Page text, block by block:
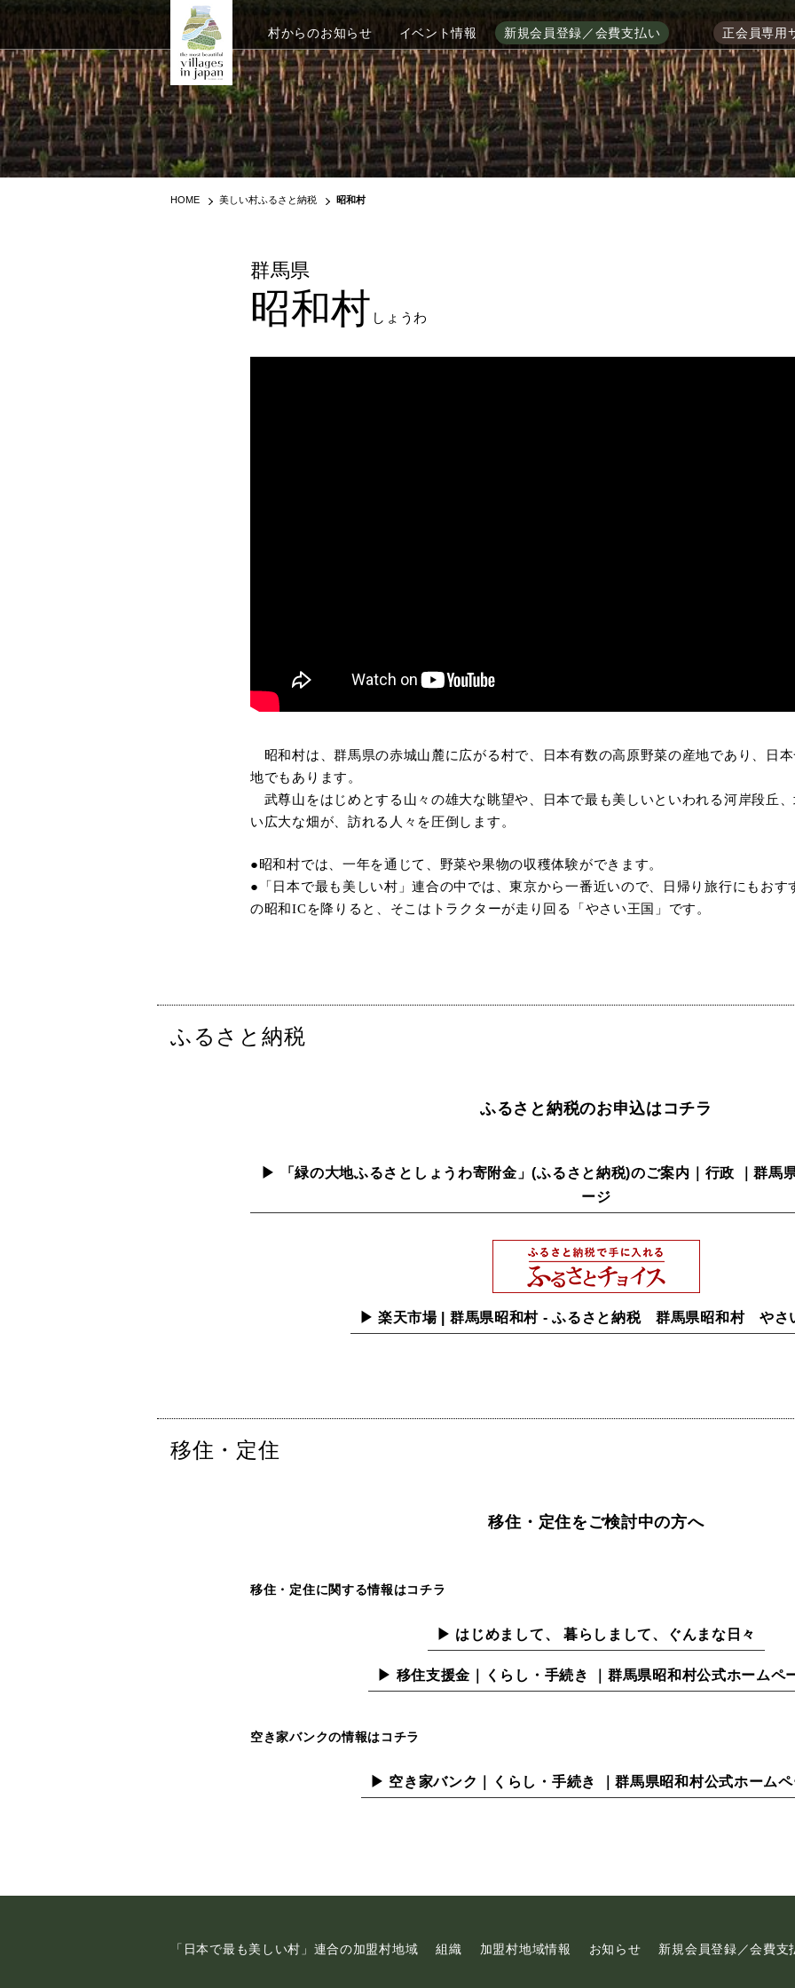
村からのお知らせ イベント情報 新規会員登録／会費支払い 正会員専用
HOME 美しい村ふるさと納税 昭和村
群馬県
昭和村 しょうわ
昭和村は、群馬県の赤城山麓に広がる村で、日本有数の高原野菜の産地であり、日
地でもあります。
武尊山をはじめとする山々の雄大な眺望や、日本で最も美しいといわれる河岸段丘
い広大な畑が、訪れる人々を圧倒します。
●昭和村では、一年を通じて、野菜や果物の収穫体験ができます。
●「日本で最も美しい村」連合の中では、東京から一番近いので、日帰り旅行にもおす
の昭和ICを降りると、そこはトラクターが走り回る「やさい王国」です。
ふるさと納税
ふるさと納税のお申込はコチラ
▶ 「緑の大地ふるさとしょうわ寄附金」(ふるさと納税)のご案内｜行政 ｜群馬
ージ
▶ 楽天市場 | 群馬県昭和村 - ふるさと納税 群馬県昭和村 やさ
移住・定住
移住・定住をご検討中の方へ
移住・定住に関する情報はコチラ
▶ はじめまして、 暮らしまして、ぐんまな日々
▶ 移住支援金｜くらし・手続き ｜群馬県昭和村公式ホームペ
空き家バンクの情報はコチラ
▶ 空き家バンク｜くらし・手続き ｜群馬県昭和村公式ホーム
「日本で最も美しい村」連合の加盟村地域 組織 加盟村地域情報 お知らせ 新規会員登録／会費支